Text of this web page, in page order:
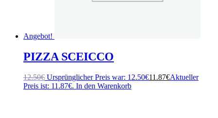
Angebot!
PIZZA SCEICCO
12.50€ Ursprünglicher Preis war: 12.50€11.87€Aktueller
Preis ist: 11.87€. In den Warenkorb